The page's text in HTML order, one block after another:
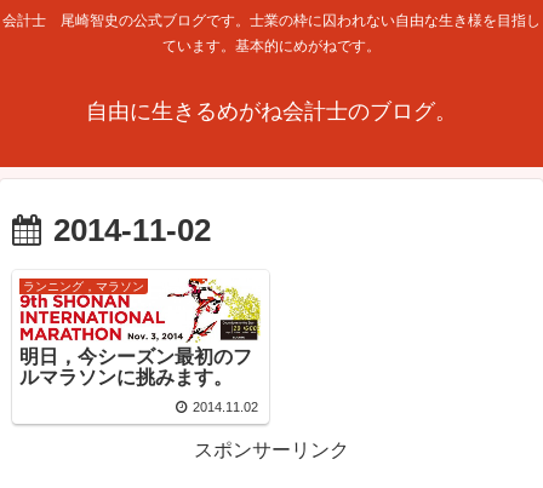
会計士 尾崎智史の公式ブログです。士業の枠に囚われない自由な生き様を目指し
ています。基本的にめがねです。
自由に生きるめがね会計士のブログ。
2014-11-02
ランニング，マラソン
明日，今シーズン最初のフ
ルマラソンに挑みます。
2014.11.02
スポンサーリンク